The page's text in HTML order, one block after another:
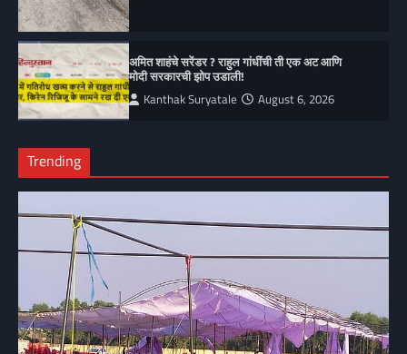
अमित शाहंचे सरेंडर ? राहुल गांधींची ती एक अट आणि
मोदी सरकारची झोप उडाली!
Kanthak Suryatale August 6, 2026
Trending